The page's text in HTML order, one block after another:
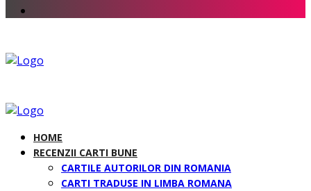
HOME
RECENZII CARTI BUNE
CARTILE AUTORILOR DIN ROMANIA
CARTI TRADUSE IN LIMBA ROMANA